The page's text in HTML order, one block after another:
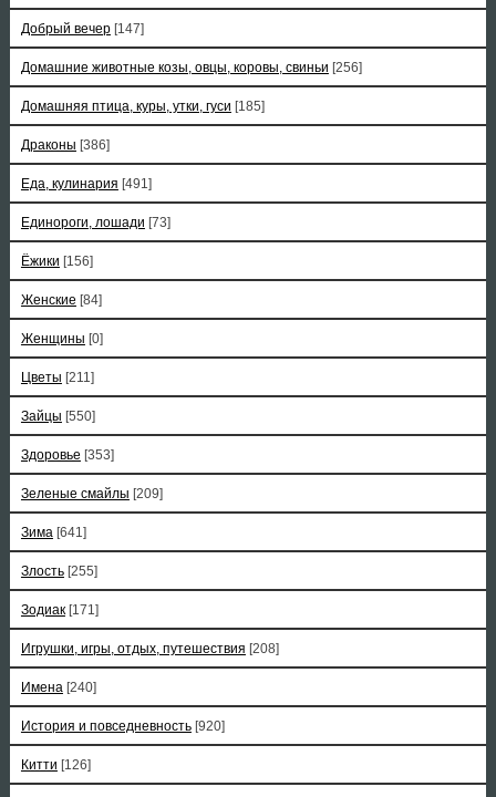
Добрый вечер [147]
Домашние животные козы, овцы, коровы, свиньи [256]
Домашняя птица, куры, утки, гуси [185]
Драконы [386]
Еда, кулинария [491]
Единороги, лошади [73]
Ёжики [156]
Женские [84]
Женщины [0]
Цветы [211]
Зайцы [550]
Здоровье [353]
Зеленые смайлы [209]
Зима [641]
Злость [255]
Зодиак [171]
Игрушки, игры, отдых, путешествия [208]
Имена [240]
История и повседневность [920]
Китти [126]